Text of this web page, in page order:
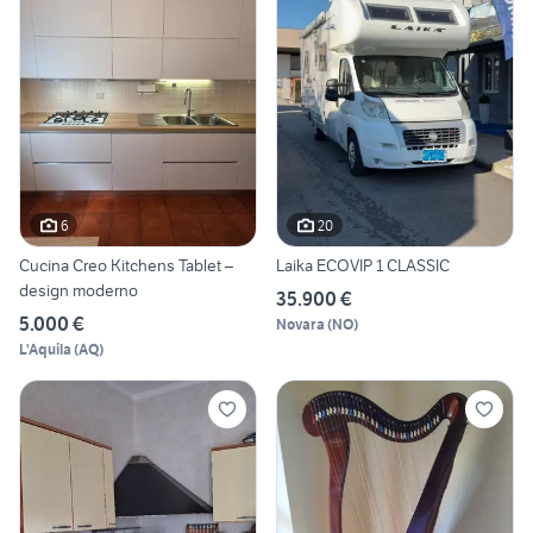
6
Cucina Creo Kitchens Tablet –
design moderno
5.000 €
L'Aquila (AQ)
20
Laika ECOVIP 1 CLASSIC
35.900 €
Novara (NO)